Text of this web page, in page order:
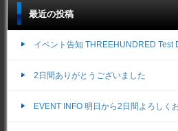
最近の投稿
イベント告知 THREEHUNDRED Test
2日間ありがとうございました
EVENT INFO 明日から2日間よろしく